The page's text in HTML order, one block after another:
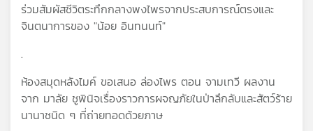
เพล
สต์
ของ
คุณ
ร่วมสัมผัสชีวิตระทึกกลางพงไพรจากประสบการณ์ตรงและ
จินตนาการของ "น้อย อินทนนท์"
.
ห้องสมุดหลังไมค์ ขอเสนอ ล่องไพร ตอน จามเทวี ผลงาน
จาก มาลัย ชูพินิจเรื่องราวการผจญภัยในป่าลึกลับและสัตว์ร้าย
นานาชนิด ๆ ที่ถ่ายทอดด้วยภาษ